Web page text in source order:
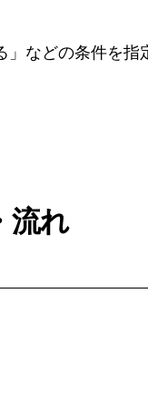
」などの条件を
流れ